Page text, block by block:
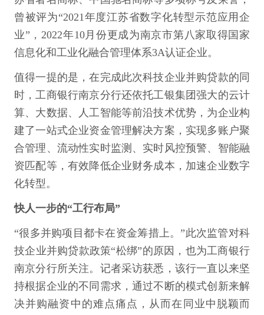
曾被评为“2021年度江苏省数字化转型示范应用企
业”，2022年10月份更成为南京市第八家取得国家
信息化和工业化融合管理体系3A认证企业。
值得一提的是，在完成此次科技企业并购贷款的同
时，工商银行南京分行还依托工银集团强大的云计
算、大数据、人工智能等前沿技术优势，为企业构
建了一站式企业资金管理解决方案，实现多账户聚
合管理、流动性实时监测、实时风控预警、智能融
资匹配等，有效降低企业财务成本，加速企业数字
化转型。
快人一步的“工行布局”
“很多并购项目都卡在资金筹措上。”此次监管对科
技企业并购贷款政策“松绑”的原因，也为工商银行
南京分行所关注。记者采访获悉，该行一直以来坚
持根据企业的不同需求，通过不断的模式创新来解
决并购融资中的难点痛点，从而在同业中脱颖而